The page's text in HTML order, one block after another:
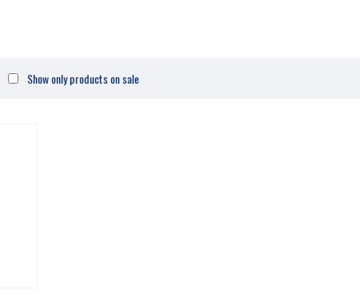
Show only products on sale